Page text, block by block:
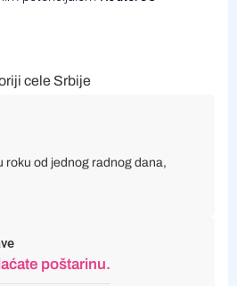
cele Srbije
roku od jednog radnog dana,
poštarinu.